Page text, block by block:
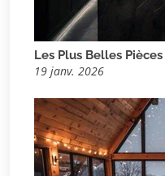
Les Plus Belles
19 janv. 2026